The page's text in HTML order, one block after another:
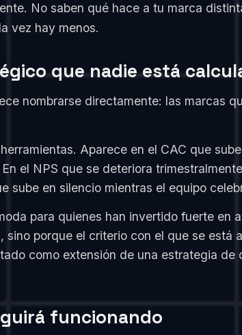
No saben qué hace a tu marca
vez hay menos.
que nadie está
nombrarse directamente: las marcas
Aparece en el CAC que
el NPS que se deteriora
sube en silencio mientras el equipo
para quienes han invertido fuerte
sino porque el criterio con el que se
como extensión de una estrategia
funcionando